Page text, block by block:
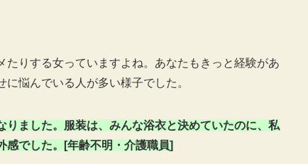
りする女っていますよね。あなたもきっと経験があ
悩んでいる人が多い様子でした。
ました。服装は、みんな浴衣と決めていたのに、私
感でした。[年齢不明・介護職員]